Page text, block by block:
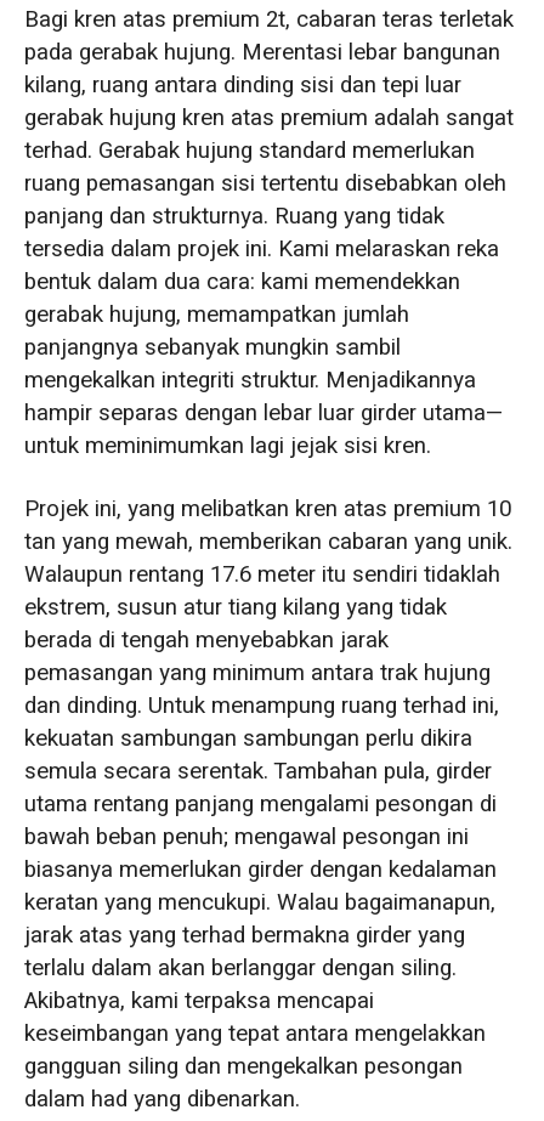
Bagi kren atas premium 2t, cabaran teras terletak
pada gerabak hujung. Merentasi lebar bangunan
kilang, ruang antara dinding sisi dan tepi luar
gerabak hujung kren atas premium adalah sangat
terhad. Gerabak hujung standard memerlukan
ruang pemasangan sisi tertentu disebabkan oleh
panjang dan strukturnya. Ruang yang tidak
tersedia dalam projek ini. Kami melaraskan reka
bentuk dalam dua cara: kami memendekkan
gerabak hujung, memampatkan jumlah
panjangnya sebanyak mungkin sambil
mengekalkan integriti struktur. Menjadikannya
hampir separas dengan lebar luar girder utama—
untuk meminimumkan lagi jejak sisi kren.
Projek ini, yang melibatkan kren atas premium 10
tan yang mewah, memberikan cabaran yang unik.
Walaupun rentang 17.6 meter itu sendiri tidaklah
ekstrem, susun atur tiang kilang yang tidak
berada di tengah menyebabkan jarak
pemasangan yang minimum antara trak hujung
dan dinding. Untuk menampung ruang terhad ini,
kekuatan sambungan sambungan perlu dikira
semula secara serentak. Tambahan pula, girder
utama rentang panjang mengalami pesongan di
bawah beban penuh; mengawal pesongan ini
biasanya memerlukan girder dengan kedalaman
keratan yang mencukupi. Walau bagaimanapun,
jarak atas yang terhad bermakna girder yang
terlalu dalam akan berlanggar dengan siling.
Akibatnya, kami terpaksa mencapai
keseimbangan yang tepat antara mengelakkan
gangguan siling dan mengekalkan pesongan
dalam had yang dibenarkan.